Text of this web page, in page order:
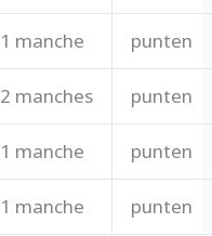
1 manche punten
2 manches punten
1 manche punten
1 manche punten